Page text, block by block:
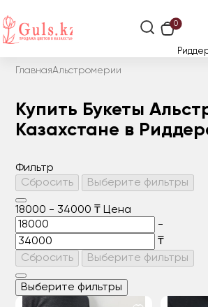
0
ГлавнаяАльстромерии
Купить Букеты
Казахстане в
Фильтр
Сбросить
Выберите фильтры
18000 - 34000 ₸ Цена
-
₸
Сбросить
Выберите фильтры
Выберите фильтры